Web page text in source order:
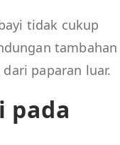
tidak cukup
tambahan
paparan luar.
pada